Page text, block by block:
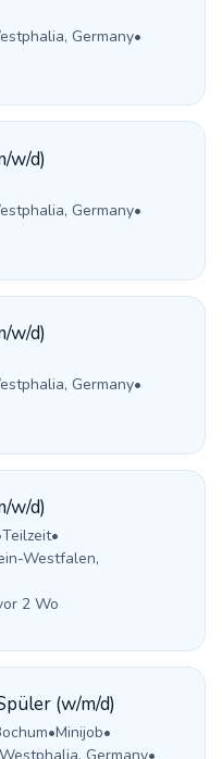
Germany•
w/d)
Germany•
w/d)
Germany•
w/d)
Teilzeit•
Westfalen,
2 Wo
(w/m/d)
•Minijob•